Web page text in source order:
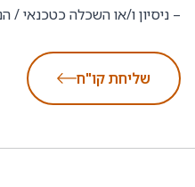
– ניסיון ו/או השכלה כטכנאי /
שליחת קו"ח